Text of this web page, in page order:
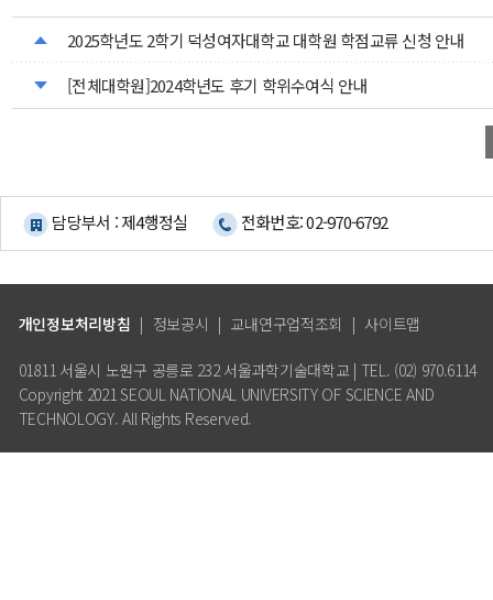
2025학년도 2학기 덕성여자대학교 대학원 학점교류 신청 안내
[전체대학원]2024학년도 후기 학위수여식 안내
담당부서 : 제4행정실 전화번호: 02-970-6792
개인정보처리방침 | 정보공시 | 교내연구업적조회 | 사이트맵
01811 서울시 노원구 공릉로 232 서울과학기술대학교 | TEL. (02) 970.6114
Copyright 2021 SEOUL NATIONAL UNIVERSITY OF SCIENCE AND
TECHNOLOGY. All Rights Reserved.